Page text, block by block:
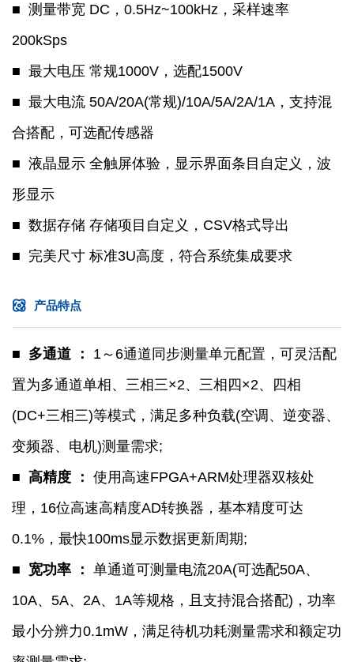
■ 测量带宽 DC，0.5Hz~100kHz，采样速率
200kSps
■ 最大电压 常规1000V，选配1500V
■ 最大电流 50A/20A(常规)/10A/5A/2A/1A，支持混
合搭配，可选配传感器
■ 液晶显示 全触屏体验，显示界面条目自定义，波
形显示
■ 数据存储 存储项目自定义，CSV格式导出
■ 完美尺寸 标准3U高度，符合系统集成要求
产品特点
■ 多通道 ：
1～6通道同步测量单元配置，可灵活配
置为多通道单相、三相三×2、三相四×2、四相
(DC+三相三)等模式，满足多种负载(空调、逆变器、
变频器、电机)测量需求;
■ 高精度 ： 使用高速FPGA+ARM处理器双核处
理，16位高速高精度AD转换器，基本精度可达
0.1%，最快100ms显示数据更新周期;
■ 宽功率 ： 单通道可测量电流20A(可选配50A、
10A、5A、2A、1A等规格，且支持混合搭配)，功率
最小分辨力0.1mW，满足待机功耗测量需求和额定功